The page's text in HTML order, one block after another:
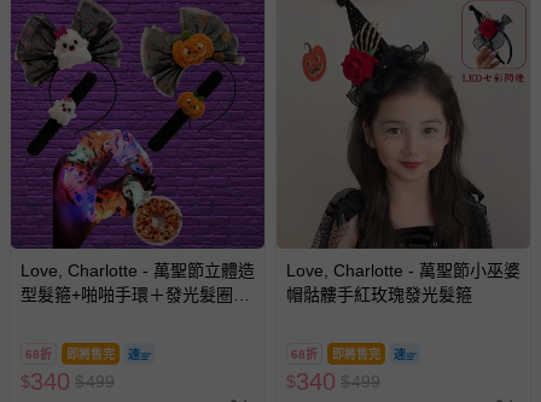
Love, Charlotte - 萬聖節立體造
型髮箍+啪啪手環＋發光髮圈-3
68折 即將售完
$340 $499
Love, Charlotte - 萬聖節小巫婆
帽骷髏手紅玫瑰發光髮箍
68折 即將售完
$340 $499